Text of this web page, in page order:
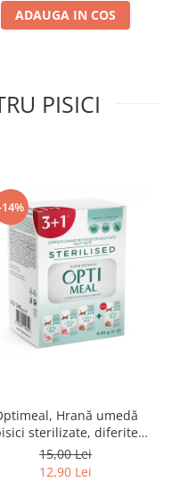
ADAUGA IN COS
PISICI
Hrană umedă
sterilizate, diferite
arome, (3+1), 0.34kg
15,00 Lei
12,90 Lei